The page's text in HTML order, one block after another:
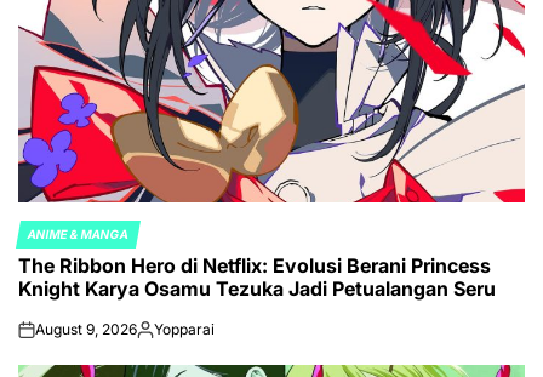
POSTED
IN
ANIME & MANGA
The Ribbon Hero di Netflix: Evolusi Berani Princess
Knight Karya Osamu Tezuka Jadi Petualangan Seru
onAugust 9, 2026Posted
Yopparai